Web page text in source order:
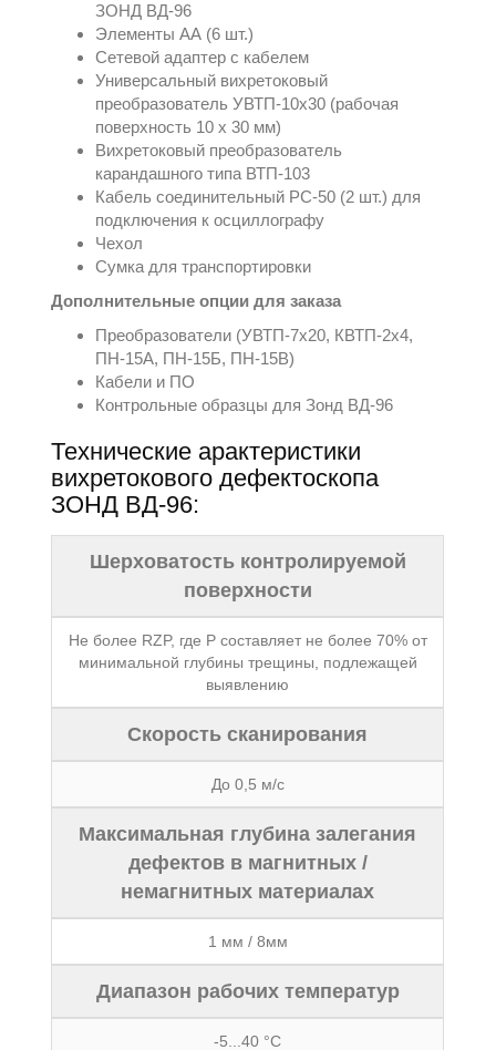
ЗОНД ВД-96
Элементы АА (6 шт.)
Сетевой адаптер с кабелем
Универсальный вихретоковый
преобразователь УВТП-10х30 (рабочая
поверхность 10 х 30 мм)
Вихретоковый преобразователь
карандашного типа ВТП-103
Кабель соединительный РС-50 (2 шт.) для
подключения к осциллографу
Чехол
Сумка для транспортировки
Дополнительные опции для заказа
Преобразователи (УВТП-7х20, КВТП-2х4,
ПН-15А, ПН-15Б, ПН-15В)
Кабели и ПО
Контрольные образцы для Зонд ВД-96
Технические арактеристики
вихретокового дефектоскопа
ЗОНД ВД-96:
Шерховатость контролируемой
поверхности
Не более RZP, где Р составляет не более 70% от
минимальной глубины трещины, подлежащей
выявлению
Скорость сканирования
До 0,5 м/с
Максимальная глубина залегания
дефектов в магнитных /
немагнитных материалах
1 мм / 8мм
Диапазон рабочих температур
-5...40 °С